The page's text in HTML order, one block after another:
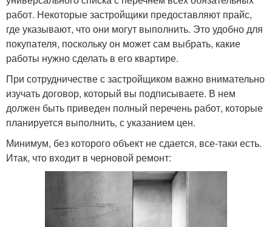
работ. Некоторые застройщики предоставляют прайс,
где указывают, что они могут выполнить. Это удобно для
покупателя, поскольку он может сам выбрать, какие
работы нужно сделать в его квартире.
При сотрудничестве с застройщиком важно внимательно
изучать договор, который вы подписываете. В нем
должен быть приведен полный перечень работ, которые
планируется выполнить, с указанием цен.
Минимум, без которого объект не сдается, все-таки есть.
Итак, что входит в черновой ремонт: